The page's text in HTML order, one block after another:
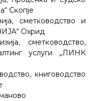
Скопје
сметководство и
Охрид
сметководство,
услуги „ЛИНК
книговодство